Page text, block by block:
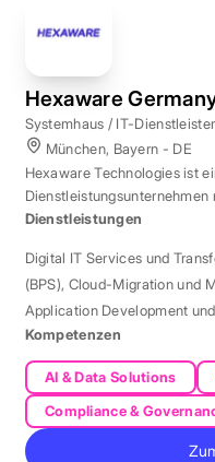
Hexaware
Systemhaus / IT-Dienstleister
München, Bayern - DE
Hexaware Technologies ist
Standort München für
Dienstleistungen
Digital IT Services und
(BPS), Cloud-Migration und
Application Development
Kompetenzen
AI & Data Solutions
Compliance &